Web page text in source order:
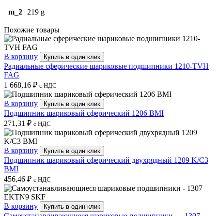
m_2 219 g
Похожие товары
В корзину Купить в один клик
Радиальные сферические шариковые подшипники 1210-TVH
FAG
1 668,16 ₽ с НДС
В корзину Купить в один клик
Подшипник шариковый сферический 1206 BMI
271,31 ₽ с НДС
В корзину Купить в один клик
Подшипник шариковый сферический двухрядный 1209 K/C3
BMI
456,46 ₽ с НДС
В корзину Купить в один клик